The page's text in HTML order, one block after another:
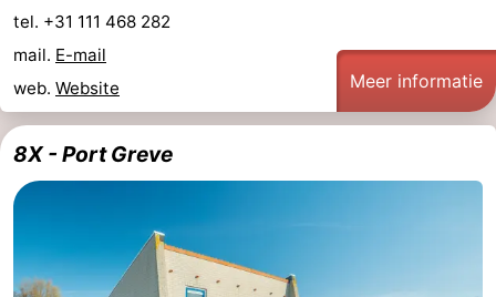
Hof
van
Haamstede
Schouwse
Valleien
-
Soeten
Haert
-
Wijde
Blick
-
Zeeland
-
Kust
Zonnedorp
-
tel. +31 111 468 282
mail. E-mail
web. Website Meer informatie
8X - Port Greve